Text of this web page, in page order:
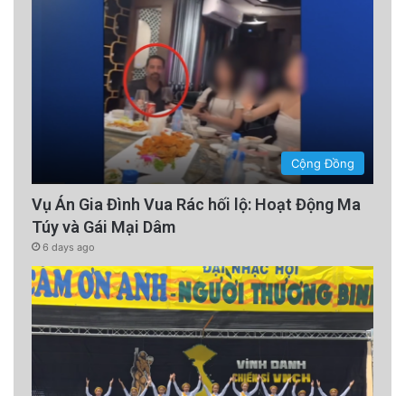
Cộng Đồng
Vụ Án Gia Đình Vua Rác hối lộ: Hoạt Động Ma
Túy và Gái Mại Dâm
6 days ago